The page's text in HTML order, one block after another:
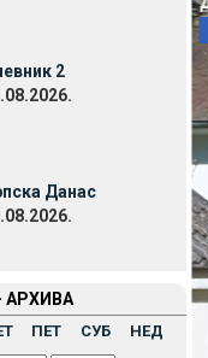
2
Данас
АРХИВА
ПЕТ СУБ НЕД